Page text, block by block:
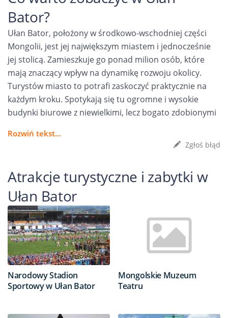
Bator?
Ułan Bator, położony w środkowo-wschodniej części
Mongolii, jest jej największym miastem i jednocześnie
jej stolicą. Zamieszkuje go ponad milion osób, które
mają znaczący wpływ na dynamikę rozwoju okolicy.
Turystów miasto to potrafi zaskoczyć praktycznie na
każdym kroku. Spotykają się tu ogromne i wysokie
budynki biurowe z niewielkimi, lecz bogato zdobionymi
Rozwiń tekst...
Zgłoś błąd
Atrakcje turystyczne i zabytki w
Ułan Bator
Narodowy Stadion
Sportowy w Ułan Bator
Mongolskie Muzeum
Teatru